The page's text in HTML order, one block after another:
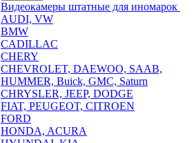
Видеокамеры штатные для иномарок
AUDI, VW
BMW
CADILLAC
CHERY
CHEVROLET, DAEWOO, SAAB,
HUMMER, Buick, GMC, Saturn
CHRYSLER, JEEP, DODGE
FIAT, PEUGEOT, CITROEN
FORD
HONDA, ACURA